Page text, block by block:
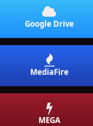
Google Drive
MediaFire
MEGA